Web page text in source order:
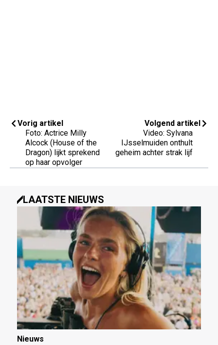
Vorig artikel
Foto: Actrice Milly
Alcock (House of the
Dragon) lijkt sprekend
op haar opvolger
Volgend artikel
Video: Sylvana
IJsselmuiden onthult
geheim achter strak lijf
LAATSTE NIEUWS
Nieuws